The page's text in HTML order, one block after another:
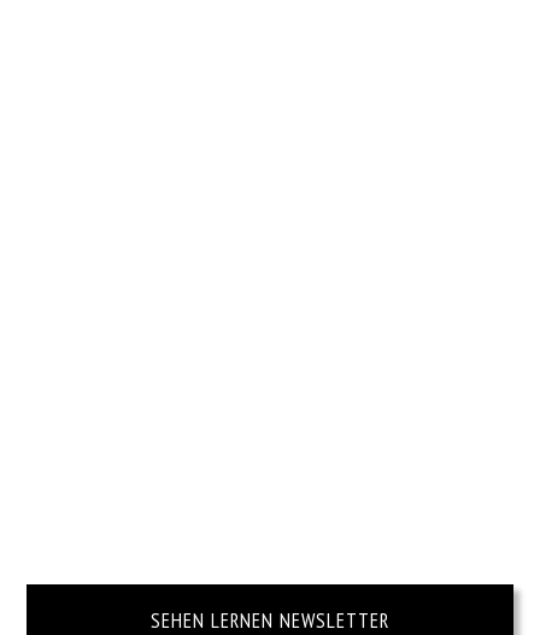
SEHEN LERNEN NEWSLETTER